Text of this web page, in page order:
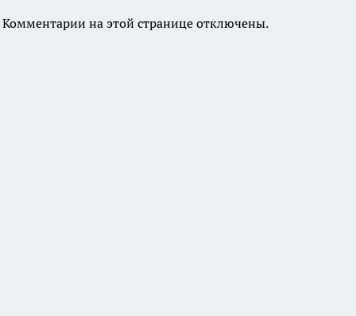
Комментарии на этой странице отключены.